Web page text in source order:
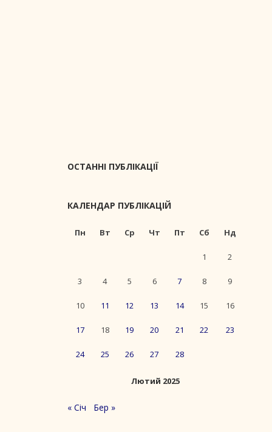
ОСТАННІ ПУБЛІКАЦІЇ
КАЛЕНДАР ПУБЛІКАЦІЙ
Лютий 2025
Пн Вт Ср Чт Пт Сб Нд
1 2
3 4 5 6 7 8 9
10 11 12 13 14 15 16
17 18 19 20 21 22 23
24 25 26 27 28
« Січ Бер »